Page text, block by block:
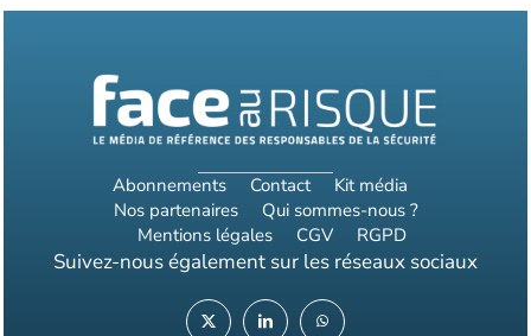
2022-
Abonnements Contact
Kit média
Nos partenaires
Qui sommes-nous ?
Mentions légales
CGV RGPD
Suivez-nous également sur les réseaux sociaux